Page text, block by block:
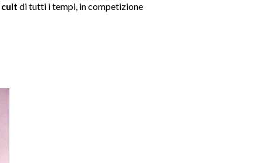
cult di tutti i tempi, in competizione